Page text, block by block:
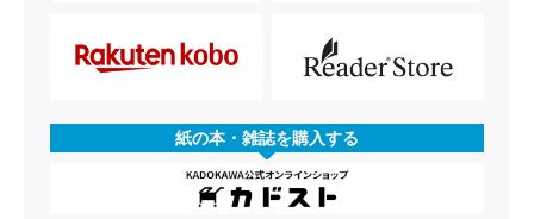
紙の本・雑誌を購入する